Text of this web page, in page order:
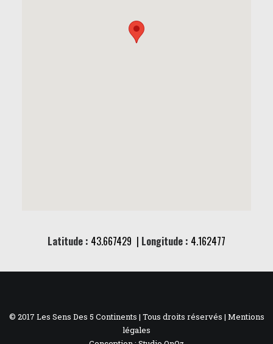
Latitude : 43.667429 | Longitude : 4.162477
© 2017 Les Sens Des 5 Continents | Tous droits réservés | Mentions
légales